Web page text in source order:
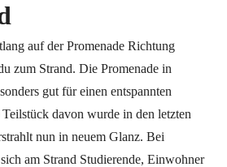
auf der Promenade Richtung
zum Strand. Die Promenade in
gut für einen entspannten
davon wurde in den letzten
nun in neuem Glanz. Bei
am Strand Studierende, Einwohner